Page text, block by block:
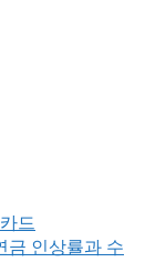
드
금 인상률과 수